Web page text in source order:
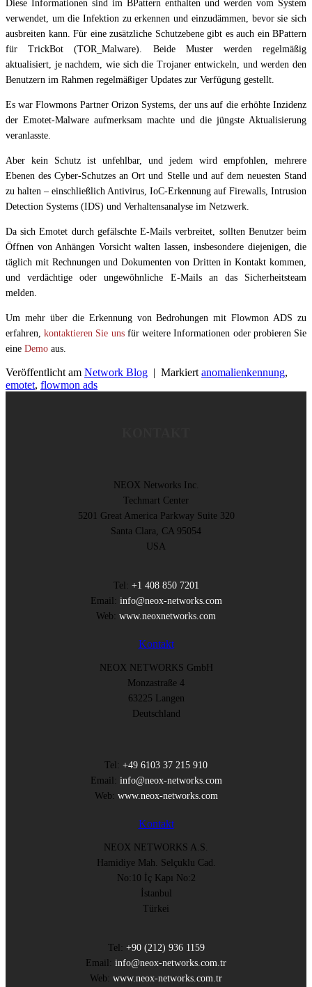
Diese Informationen sind im BPattern enthalten und werden vom System
verwendet, um die Infektion zu erkennen und einzudämmen, bevor sie sich
ausbreiten kann. Für eine zusätzliche Schutzebene gibt es auch ein BPattern
für TrickBot (TOR_Malware). Beide Muster werden regelmäßig
aktualisiert, je nachdem, wie sich die Trojaner entwickeln, und werden den
Benutzern im Rahmen regelmäßiger Updates zur Verfügung gestellt.
Es war Flowmons Partner Orizon Systems, der uns auf die erhöhte Inzidenz
der Emotet-Malware aufmerksam machte und die jüngste Aktualisierung
veranlasste.
Aber kein Schutz ist unfehlbar, und jedem wird empfohlen, mehrere
Ebenen des Cyber-Schutzes an Ort und Stelle und auf dem neuesten Stand
zu halten – einschließlich Antivirus, IoC-Erkennung auf Firewalls, Intrusion
Detection Systems (IDS) und Verhaltensanalyse im Netzwerk.
Da sich Emotet durch gefälschte E-Mails verbreitet, sollten Benutzer beim
Öffnen von Anhängen Vorsicht walten lassen, insbesondere diejenigen, die
täglich mit Rechnungen und Dokumenten von Dritten in Kontakt kommen,
und verdächtige oder ungewöhnliche E-Mails an das Sicherheitsteam
melden.
Um mehr über die Erkennung von Bedrohungen mit Flowmon ADS zu
erfahren,kontaktieren Sie unsfür weitere Informationen oder probieren Sie
eine Demo aus.
Veröffentlicht am Network Blog | Markiert anomalienkennung,
emotet, flowmon ads
NEOX Networks Inc.
Techmart Center
5201 Great America Parkway Suite 320
Santa Clara, CA 95054
USA
Tel: +1 408 850 7201
Email: info@neox-networks.com
Web: www.neoxnetworks.com
Kontakt
NEOX NETWORKS GmbH
Monzastraße 4
63225 Langen
Deutschland
Tel: +49 6103 37 215 910
Email: info@neox-networks.com
Web: www.neox-networks.com
Kontakt
NEOX NETWORKS A.S.
Hamidiye Mah. Selçuklu Cad.
No:10 İç Kapı No:2
İstanbul
Türkei
Tel: +90 (212) 936 1159
Email: info@neox-networks.com.tr
Web: www.neox-networks.com.tr